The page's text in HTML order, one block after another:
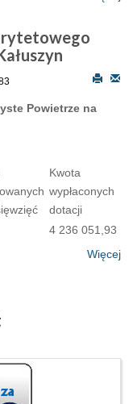
Powietrze na
Kwota
wypłaconych
dotacji
4 236 051,93
Więcej